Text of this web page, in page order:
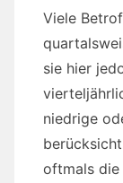
Viele
sie hier
niedrige
oftmals die